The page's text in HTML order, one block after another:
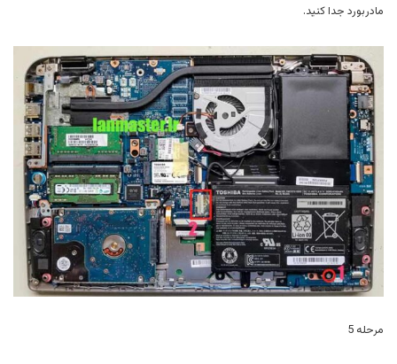
مادربورد جدا کنید.
مرحله 5